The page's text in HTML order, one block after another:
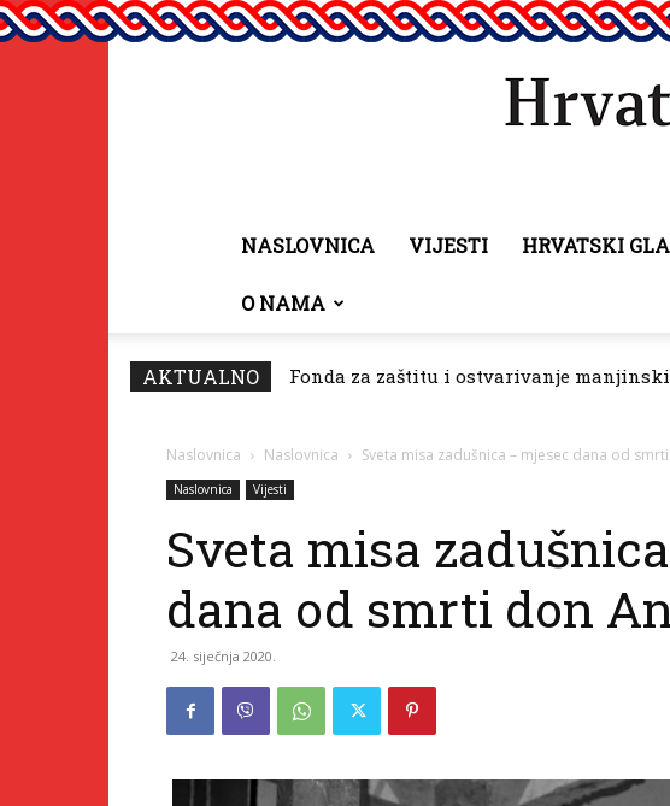
NASLOVNICA VIJESTI HRVATSKI
O NAMA
AKTUALNO Fonda za zaštitu i ostvarivanje
Naslovnica Naslovnica Sveta misa zadušnica – mjesec dana od
Naslovnica Vijesti
Sveta misa
dana od smrti don
24. siječnja 2020.